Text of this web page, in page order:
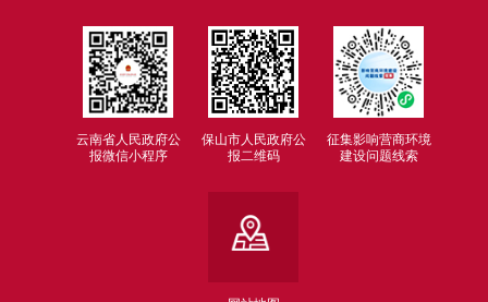
云南省人民政府公
报微信小程序
保山市人民政府公
报二维码
征集影响营商环境
建设问题线索